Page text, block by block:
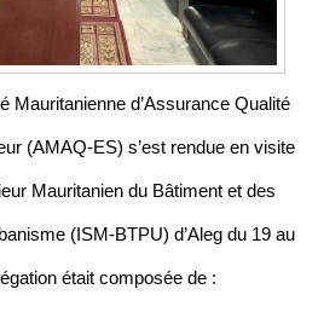
Mauritanienne d’Assurance Qualité
(AMAQ-ES) s’est rendue en visite
Mauritanien du Bâtiment et des
(ISM-BTPU) d’Aleg du 19 au
était composée de :